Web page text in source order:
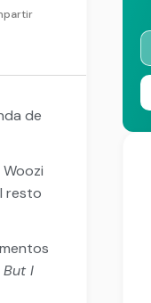
de
resto
But I